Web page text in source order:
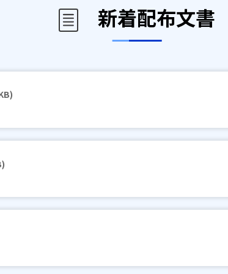
新着配布文書